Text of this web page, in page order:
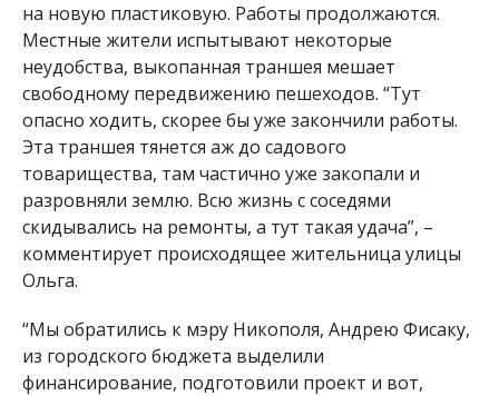
на новую пластиковую. Работы продолжаются.
Местные жители испытывают некоторые
неудобства, выкопанная траншея мешает
свободному передвижению пешеходов. “Тут
опасно ходить, скорее бы уже закончили работы.
Эта траншея тянется аж до садового
товарищества, там частично уже закопали и
разровняли землю. Всю жизнь с соседями
скидывались на ремонты, а тут такая удача”, –
комментирует происходящее жительница улицы
Ольга.
“Мы обратились к мэру Никополя, Андрею Фисаку,
из городского бюджета выделили
финансирование, подготовили проект и вот,